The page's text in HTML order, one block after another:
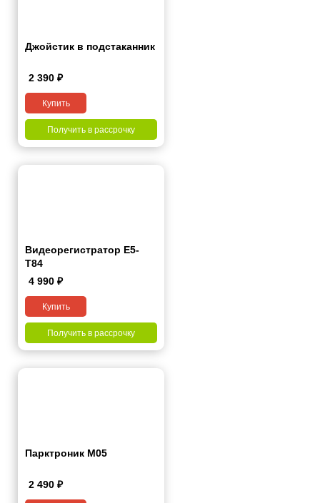
Джойстик в подстаканник
2 390 ₽
Купить
Получить в рассрочку
Видеорегистратор Е5-
Т84
4 990 ₽
Купить
Получить в рассрочку
Парктроник M05
2 490 ₽